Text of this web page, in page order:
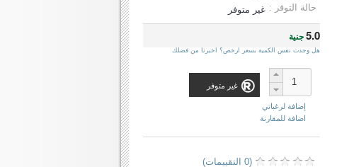
حالة التوفر : غير متوفر
5.0جنية
هل وجدت نفس الكمية بسعر ارخص؟ اخبرنا من فضلك
غير متوفر
إضافة لرغباتي
اضافة للمقارنة
(0 التقييمات)